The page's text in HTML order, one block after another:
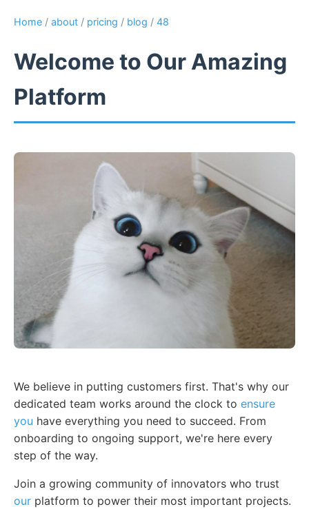
Home / about / pricing / blog / 48
Welcome to Our Amazing
Platform
We believe in putting customers first. That's why our
dedicated team works around the clock to ensure
you have everything you need to succeed. From
onboarding to ongoing support, we're here every
step of the way.
Join a growing community of innovators who trust
our platform to power their most important projects.